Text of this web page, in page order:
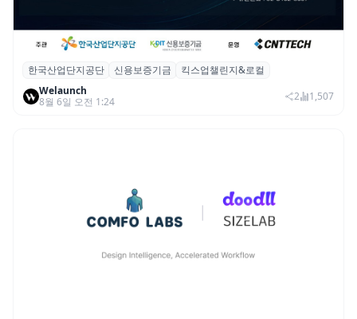
산단공·신보, 2026 ‘킥스업 챌린지&로컬’ 참
여 스타트업 모집
한국산업단지공단 신용보증기금
킥스업챌린지&로컬
Welaunch
8월 6일 오전 1:24
2 1,507